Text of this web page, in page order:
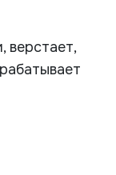
верстает,